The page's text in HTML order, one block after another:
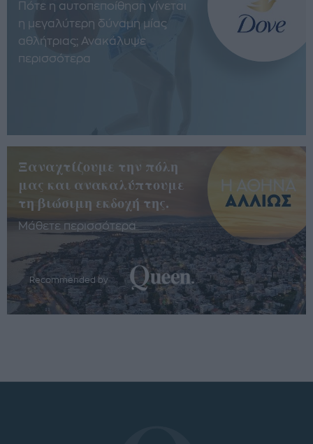
Πότε η αυτοπεποίθηση γίνεται
η μεγαλύτερη δύναμη μίας
αθλήτριας; Ανακάλυψε
περισσότερα
Ξαναχτίζουμε την πόλη
μας και ανακαλύπτουμε
τη βιώσιμη εκδοχή της.
Μάθετε περισσότερα
Recommended by